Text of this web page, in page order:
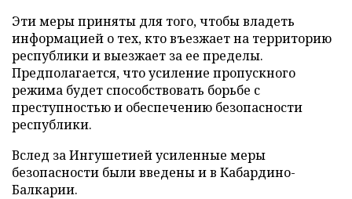
Эти меры приняты для того, чтобы владеть
информацией о тех, кто въезжает на территорию
республики и выезжает за ее пределы.
Предполагается, что усиление пропускного
режима будет способствовать борьбе с
преступностью и обеспечению безопасности
республики.
Вслед за Ингушетией усиленные меры
безопасности были введены и в Кабардино-
Балкарии.